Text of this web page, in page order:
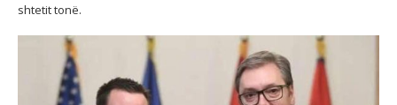
shtetit tonë.